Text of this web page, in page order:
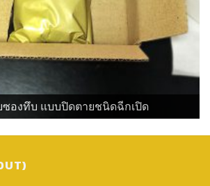
ซองทึบ แบบปิดตายชนิดฉีกเปิด